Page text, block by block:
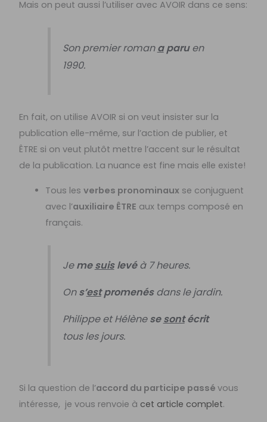
Mais on peut aussi l’utiliser avec AVOIR dans ce sens:
Son premier romanaparuen
1990.
En fait, on utilise AVOIR si on veut insister sur la
publication elle-même, sur l’action de publier, et
ÊTRE si on veut plutôt mettre l’accent sur le résultat
de la publication. La nuance est fine mais elle existe!
Tous les verbes pronominaux se conjuguent
avec l’auxiliaire ÊTRE aux temps composé en
français.
Jemesuislevéà 7 heures.
Ons’estpromenésdans le jardin.
Philippe et Hélènesesontécrit
tous les jours.
Si la question de l’accord du participe passévous
intéresse, je vous renvoie à cet article complet.